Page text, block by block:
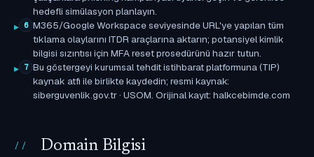
hedefli simülasyon planlayın.
6 M365/Google Workspace seviyesinde URL'ye yapılan tüm
tıklama olaylarını ITDR araçlarına aktarın; potansiyel kimlik
bilgisi sızıntısı için MFA reset prosedürünü hazır tutun.
7 Bu göstergeyi kurumsal tehdit istihbarat platformuna (TIP)
kaynak atfı ile birlikte kaydedin; resmi kaynak:
siberguvenlik.gov.tr · USOM. Orijinal kayıt: halkcebimde.com
Domain Bilgisi